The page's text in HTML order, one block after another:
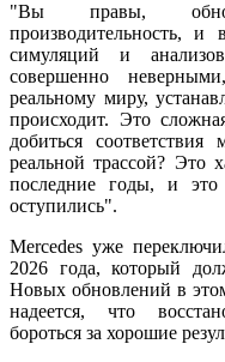
"Вы правы,
производительность, и
симуляций и
совершенно
реальному миру,
происходит. Это
добиться
реальной трассой? Это
последние годы, и
оступились".
Mercedes уже
2026 года, который
Новых обновлений в
надеется, что
бороться за хорошие